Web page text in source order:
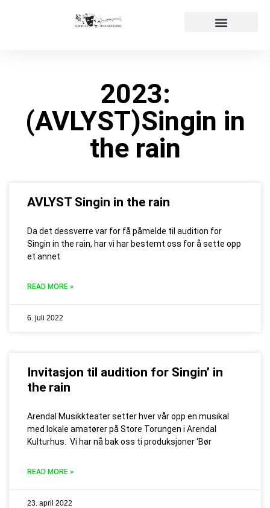
2023:
(AVLYST)Singin in
the rain
AVLYST Singin in the rain
Da det dessverre var for få påmelde til audition for
Singin in the rain, har vi har bestemt oss for å sette opp
et annet
READ MORE »
6. juli 2022
Invitasjon til audition for Singin’ in
the rain
Arendal Musikkteater setter hver vår opp en musikal
med lokale amatører på Store Torungen i Arendal
Kulturhus. Vi har nå bak oss ti produksjoner ‘Bør
READ MORE »
23. april 2022